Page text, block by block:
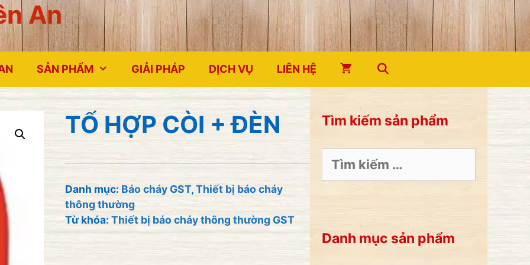
An
SẢN PHẨM GIẢI PHÁP DỊCH VỤ LIÊN HỆ
TỔ HỢP CÒI + ĐÈN
Danh mục: Báo cháy GST,Thiết bị báo cháy
thông thường
Từ khóa: Thiết bị báo cháy thông thường GST
Tìm kiếm sản phẩm
kiếm
cho:
Danh mục sản phẩm